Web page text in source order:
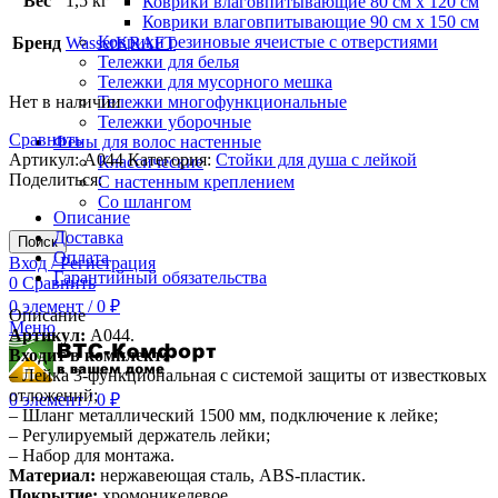
Коврики влаговпитывающие 90 см х 150 см
Коврики резиновые ячеистые с отверстиями
Тележки для белья
Тележки для мусорного мешка
Тележки многофункциональные
Тележки уборочные
Фены для волос настенные
Классические
С настенным креплением
Со шлангом
Поиск
Вход / Регистрация
0 Сравнить
0элемент / 0 ₽
Меню
0элемент / 0 ₽
Бренд WasserKRAFT
Нет в наличии
Сравнить
Артикул:A044Категория: Стойки для душа с лейкой
Поделиться:
Описание
Доставка
Оплата
Гарантийный обязательства
Описание
Артикул: A044.
Входит в комплект:
– Лейка 3-функциональная с системой защиты от известковых
отложений;
– Шланг металлический 1500 мм, подключение к лейке;
– Регулируемый держатель лейки;
– Набор для монтажа.
Материал: нержавеющая сталь, ABS-пластик.